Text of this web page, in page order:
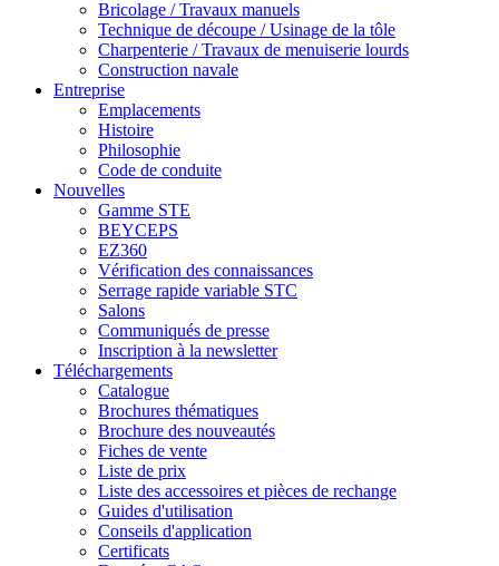
Bricolage / Travaux manuels
Technique de découpe / Usinage de la tôle
Charpenterie / Travaux de menuiserie lourds
Construction navale
Entreprise
Emplacements
Histoire
Philosophie
Code de conduite
Nouvelles
Gamme STE
BEYCEPS
EZ360
Vérification des connaissances
Serrage rapide variable STC
Salons
Communiqués de presse
Inscription à la newsletter
Téléchargements
Catalogue
Brochures thématiques
Brochure des nouveautés
Fiches de vente
Liste de prix
Liste des accessoires et pièces de rechange
Guides d'utilisation
Conseils d'application
Certificats